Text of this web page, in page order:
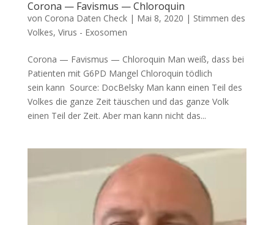
Corona — Favismus — Chloroquin
von Corona Daten Check| Mai 8, 2020 | Stimmen des
Volkes, Virus - Exosomen
Corona — Favismus — Chloroquin Man weiß, dass bei
Pati­en­ten mit G6PD Man­gel Chlo­ro­quin töd­lich
sein kann Source: Doc­Belsky Man kann einen Teil des
Vol­kes die gan­ze Zeit täu­schen und das gan­ze Volk
einen Teil der Zeit. Aber man kann nicht das...